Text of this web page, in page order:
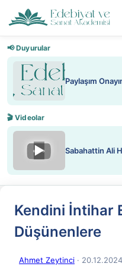
📢 Duyurular
Paylaşım Onayını
🎬 Videolar
Sabahattin Ali Hazin
Kendini İntihar
Düşünenlere
Ahmet Zeytinci · 20.12.2024